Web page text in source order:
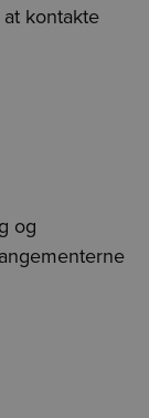
kontakte
og